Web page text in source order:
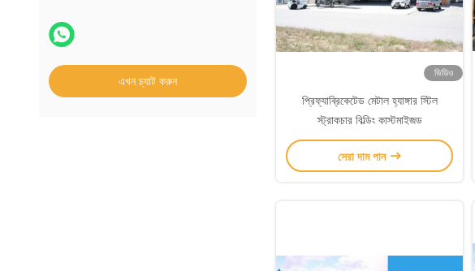
এখন চ্যাট করুন
ভিডিও
প্রিফ্যাব্রিকেটেড মেটাল হ্যাঙ্গার স্টিল
স্ট্রাকচার বিল্ডিং কাস্টমাইজড
সেরা দাম পান